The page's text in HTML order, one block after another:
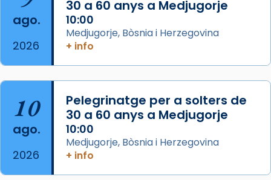
2 weeks ago
Aquest dilluns, 27 de juliol, ha tingut lloc la
missa d’acció de gràcies en agraïment al
comitè organitzador de la visita apostòlica
del Sant Pare Lleó XIV a Barcelona, i als
col·laboradors, a la Catedral de Barcelona.
L’arquebisbe de Barcelona, el cardenal Joan
Josep Omella, ha presidit la missa i l’ha
concelebrat el bisbe auxiliar de Barcelona,
Mons. David Abadías.
📸 Dr. G. Simón
ago.
2026
30 a 60 anys a Medjugorje
10:00
Medjugorje, Bòsnia i Herzegovina
+ info
10
ago.
2026
Pelegrinatge per a solters de
30 a 60 anys a Medjugorje
10:00
Medjugorje, Bòsnia i Herzegovina
+ info